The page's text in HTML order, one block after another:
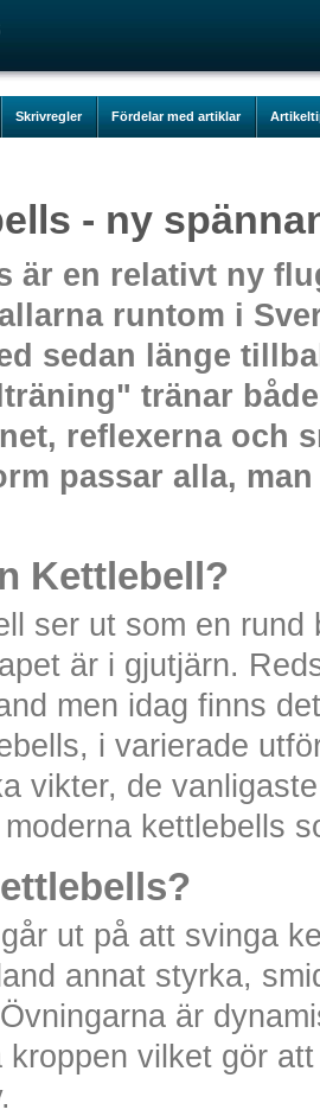
Skrivregler Fördelar med artiklar
- ny
är en relativt ny
runtom i
sedan länge
tränar
reflexerna och
passar alla,
Kettlebell?
ser ut som en
är i gjutjärn.
men idag finns
i varierade
vikter, de
kettlebells
ut på att svinga
annat styrka,
är
kroppen vilket gör